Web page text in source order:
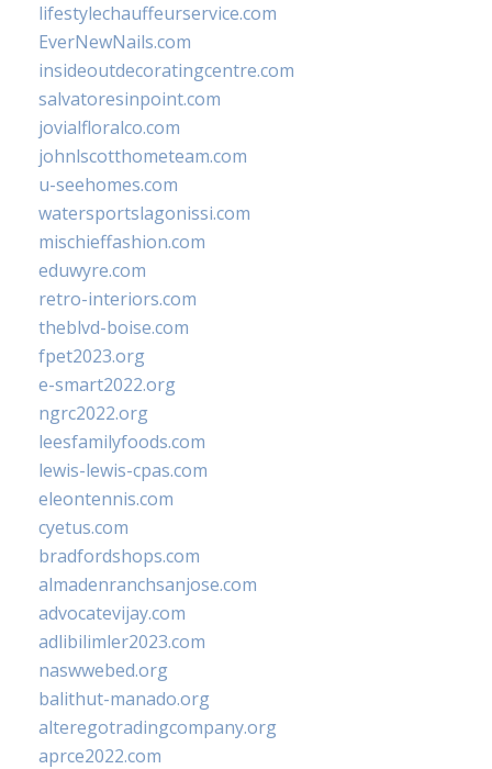
lifestylechauffeurservice.com
EverNewNails.com
insideoutdecoratingcentre.com
salvatoresinpoint.com
jovialfloralco.com
johnlscotthometeam.com
u-seehomes.com
watersportslagonissi.com
mischieffashion.com
eduwyre.com
retro-interiors.com
theblvd-boise.com
fpet2023.org
e-smart2022.org
ngrc2022.org
leesfamilyfoods.com
lewis-lewis-cpas.com
eleontennis.com
cyetus.com
bradfordshops.com
almadenranchsanjose.com
advocatevijay.com
adlibilimler2023.com
naswwebed.org
balithut-manado.org
alteregotradingcompany.org
aprce2022.com